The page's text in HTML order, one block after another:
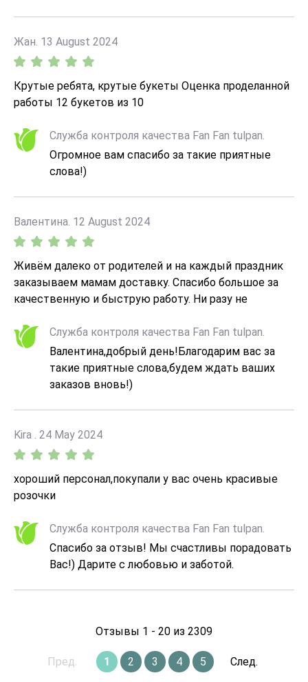
Жан. 13 August 2024
Крутые ребята, крутые букеты Оценка проделанной
работы 12 букетов из 10
Служба контроля качества Fan Fan tulpan.
Огромное вам спасибо за такие приятные
слова!)
Валентина. 12 August 2024
Живём далеко от родителей и на каждый праздник
заказываем мамам доставку. Спасибо большое за
качественную и быструю работу. Ни разу не
соответствуют описанию. Спасибо за радость
наших мам.
Служба контроля качества Fan Fan tulpan.
Валентина,добрый день!Благодарим вас за
такие приятные слова,будем ждать ваших
заказов вновь!)
Kira . 24 May 2024
хороший персонал,покупали у вас очень красивые
розочки
Служба контроля качества Fan Fan tulpan.
Спасибо за отзыв! Мы счастливы порадовать
Вас!) Дарите с любовью и заботой.
Отзывы 1 - 20 из 2309
Пред. 1 2 3 4 5 След.